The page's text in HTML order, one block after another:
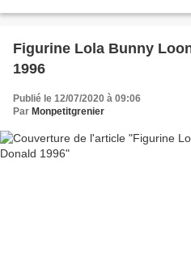
Figurine Lola Bunny
1996
Publié le 12/07/2020 à 09:06
Par Monpetitgrenier